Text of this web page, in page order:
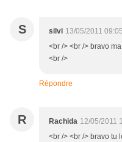
S silvi 13/05/2011 09:05
<br /> <br /> bravo
<br />
Répondre
R Rachida 12/05/2011
<br /> <br /> bravo tu